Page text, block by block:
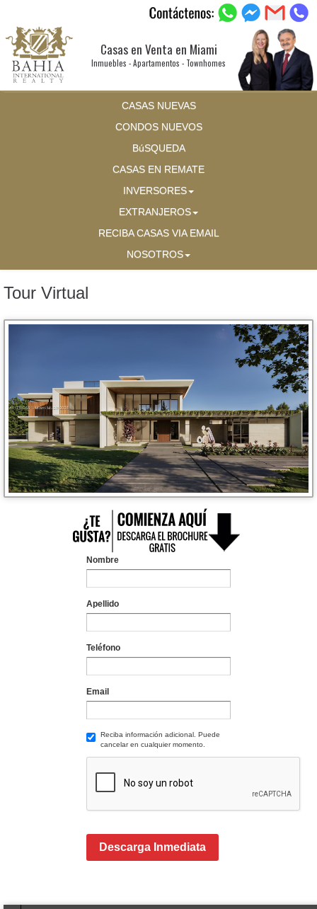
Casas en Venta en Miami
Inmuebles - Apartamentos - Townhomes
CASAS NUEVAS
CONDOS NUEVOS
BúSQUEDA
CASAS EN REMATE
INVERSORES
EXTRANJEROS
RECIBA CASAS VIA EMAIL
NOSOTROS
Tour Virtual
Nombre
Apellido
Teléfono
Email
Reciba información adicional. Puede
cancelar en cualquier momento.
Descarga Inmediata